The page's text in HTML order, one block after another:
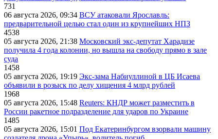
731
06 августа 2026, 09:34 ВСУ атаковали Ярославль:
предварительной целью стал один из крупнейших НПЗ
4538
05 августа 2026, 21:38 Московский экс-депутат Харадизе
получила 4 года колонии, но вышла на свободу прямо в зале
суда
1458
05 августа 2026, 19:19 Экс-зама Набиуллиной в ЦБ Исаева
объявили в розыск по делу хищения 4 млрд рублей
1968
05 августа 2026, 15:48 Reuters: КНДР может разместить в
России ракетное подразделение для ударов по Украине
1485
05 августа 2026, 15:01 Под Екатеринбургом взорвали машину